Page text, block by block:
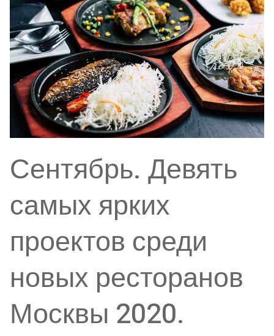
Сентябрь. Девять
самых ярких
проектов среди
новых ресторанов
Москвы 2020.